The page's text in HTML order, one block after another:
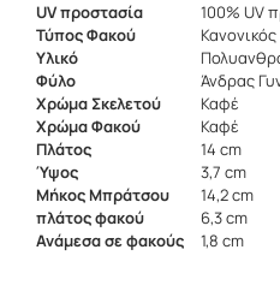
UV προστασία
100% UV
Τύπος Φακού
Κανονικός
Υλικό
Φύλο
Άνδρας
Χρώμα Σκελετού
Καφέ
Χρώμα Φακού
Καφέ
Πλάτος
14 cm
Ύψος
3,7 cm
Μήκος Μπράτσου
14,2 cm
πλάτος φακού
6,3 cm
Ανάμεσα σε φακούς
1,8 cm